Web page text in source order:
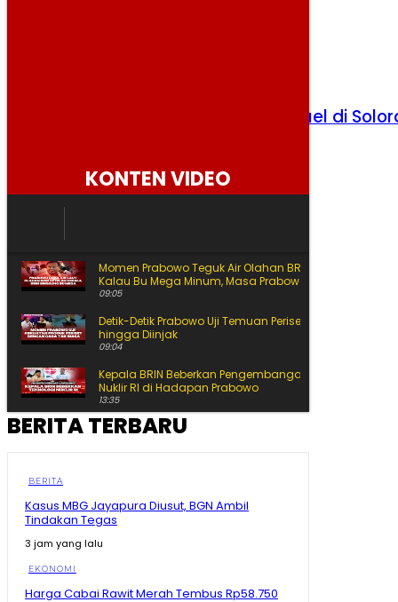
Investor AS Siap Bangun Waste to Fuel di
KONTEN VIDEO
Momen Prabowo Teguk Air Olahan BRIN! Celetuk:
Kalau Bu Mega Minum, Masa Prabowo Tidak
09:05
Detik-Detik Prabowo Uji Temuan Periset! Dibanting
hingga Diinjak
09:04
Kepala BRIN Beberkan Pengembangan Teknologi
Nuklir RI di Hadapan Prabowo
13:35
Prabowo Blak-blakan! Kenyataan Pendidikan RI
09:47
Disebut Tak Bisa Disamakan dengan Indonesia
Depan DPRD, KDM Sindir BUMD Enak Betul Terima Rp10
BERITA TERBARU
BERITA
Kasus MBG Jayapura Diusut, BGN Ambil
Tindakan Tegas
3 jam yang lalu
EKONOMI
Harga Cabai Rawit Merah Tembus Rp58.750